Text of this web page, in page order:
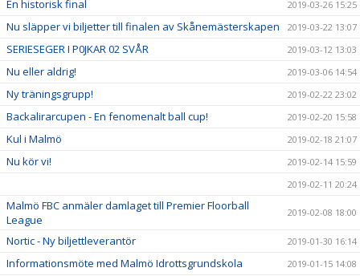
En historisk final 2019-03-26 15:25
Nu släpper vi biljetter till finalen av Skånemästerskapen 2019-03-22 13:07
SERIESEGER I P0JKAR 02 SVÅR 2019-03-12 13:03
Nu eller aldrig! 2019-03-06 14:54
Ny träningsgrupp! 2019-02-22 23:02
Backalirarcupen - En fenomenalt ball cup! 2019-02-20 15:58
Kul i Malmö 2019-02-18 21:07
Nu kör vi!
2019-02-14 15:59
2019-02-11 20:24
Malmö FBC anmäler damlaget till Premier Floorball
League
2019-02-08 18:00
Nortic - Ny biljettleverantör 2019-01-30 16:14
Informationsmöte med Malmö Idrottsgrundskola 2019-01-15 14:08